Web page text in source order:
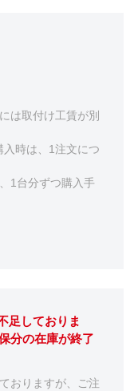
は取付け工賃が別
時は、1注文につ
1台分ずつ購入手
足しておりま
分の在庫が終了
おりますが、ご注